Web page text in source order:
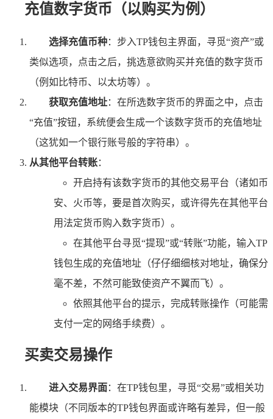
充值数字货币（以购买为例）
选择充值币种：步入TP钱包主界面，寻觅“资产”或
类似选项，点击之后，挑选意欲购买并充值的数字货币
（例如比特币、以太坊等）。
获取充值地址：在所选数字货币的界面之中，点击
“充值”按钮，系统便会生成一个该数字货币的充值地址
（这犹如一个银行账号般的字符串）。
从其他平台转账：
开启持有该数字货币的其他交易平台（诸如币
安、火币等，要是首次购买，或许得先在其他平台
用法定货币购入数字货币）。
在其他平台寻觅“提现”或“转账”功能，输入TP
钱包生成的充值地址（仔仔细细核对地址，确保分
毫不差，不然可能致使资产不翼而飞）。
依照其他平台的提示，完成转账操作（可能需
支付一定的网络手续费）。
买卖交易操作
进入交易界面：在TP钱包里，寻觅“交易”或相关功
能模块（不同版本的TP钱包界面或许略有差异，但一般